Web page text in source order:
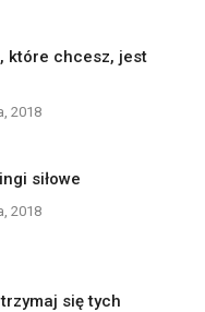
które chcesz, jest
2018
siłowe
2018
się tych